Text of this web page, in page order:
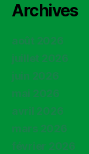
Archives
août 2026
juillet 2026
juin 2026
mai 2026
avril 2026
mars 2026
février 2026